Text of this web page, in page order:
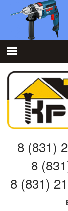
8 (831)
8
8 (831)